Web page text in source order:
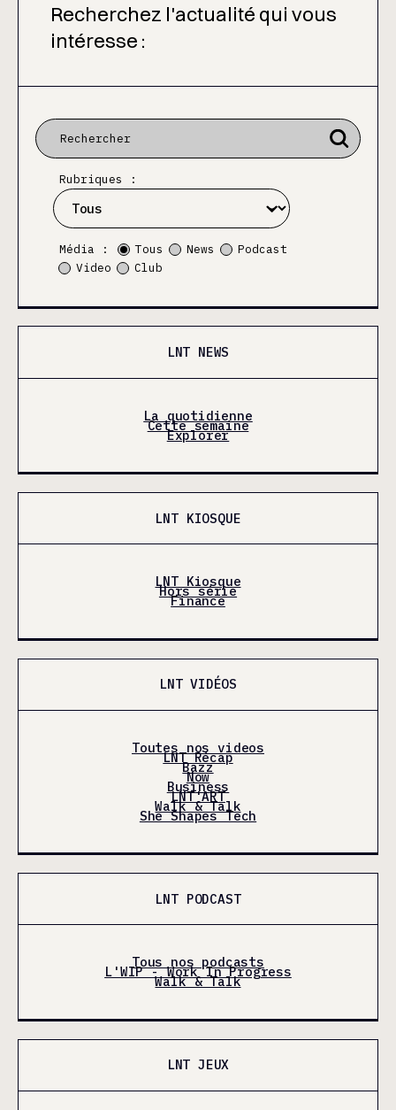
Recherchez l'actualité qui vous
intéresse :
Rubriques :
Média : Tous News
Podcast
Video
Club
LNT NEWS
La quotidienne
Cette semaine
Explorer
LNT KIOSQUE
LNT Kiosque
Hors série
Finance
LNT VIDÉOS
Toutes nos videos
LNT Récap
Bazz
Now
Business
LNT'ART
Walk & Talk
She Shapes Tech
LNT PODCAST
Tous nos podcasts
L'WIP - Work In Progress
Walk & Talk
LNT JEUX